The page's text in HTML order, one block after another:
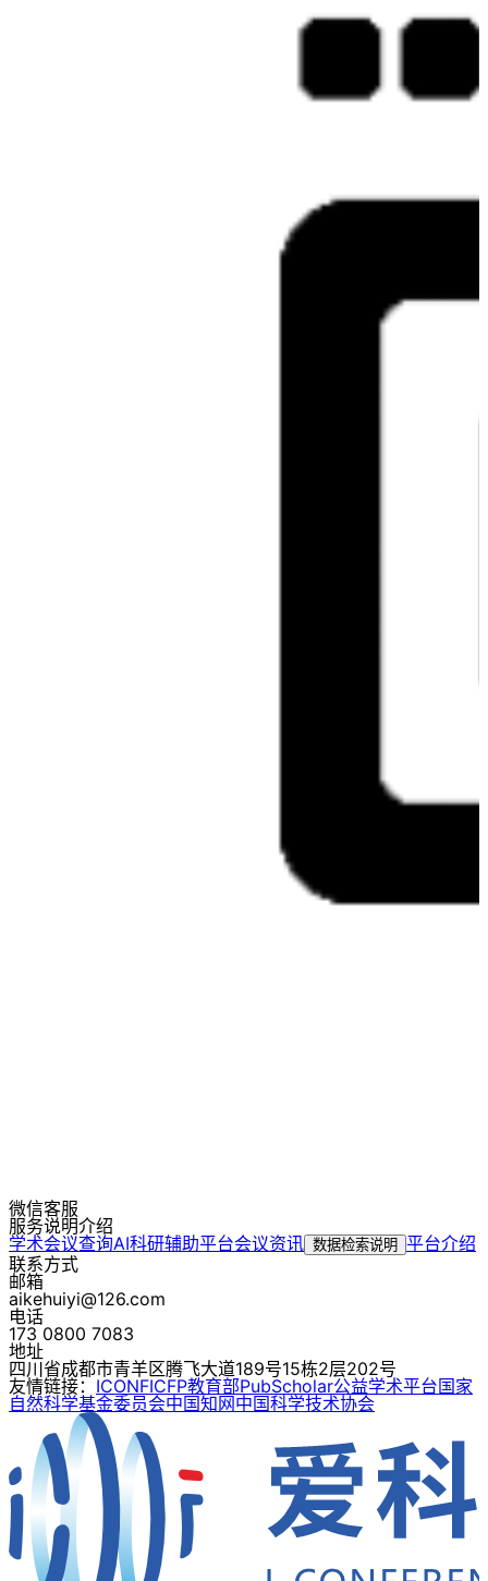
微信客服
服务说明介绍
学术会议查询AI科研辅助平台会议资讯 数据检索说明 平台介绍
联系方式
邮箱
aikehuiyi@126.com
电话
173 0800 7083
地址
四川省成都市青羊区腾飞大道189号15栋2层202号
友情链接： ICONFICFP教育部PubScholar公益学术平台国家
自然科学基金委员会中国知网中国科学技术协会